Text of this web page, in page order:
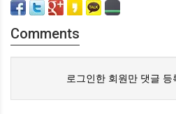
Comments
로그인한 회원만 댓글 등